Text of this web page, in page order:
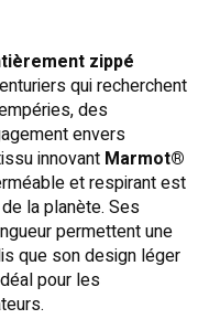
zippé
qui recherchent
des
envers
innovant Marmot®
et respirant est
la planète. Ses
permettent une
que son design léger
pour les